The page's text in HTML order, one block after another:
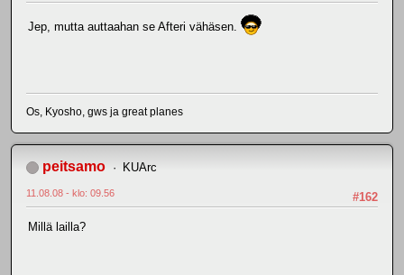
Jep, mutta auttaahan se Afteri vähäsen.
Os, Kyosho, gws ja great planes
peitsamo KUArc
#162
11.08.08 - klo: 09.56
Millä lailla?